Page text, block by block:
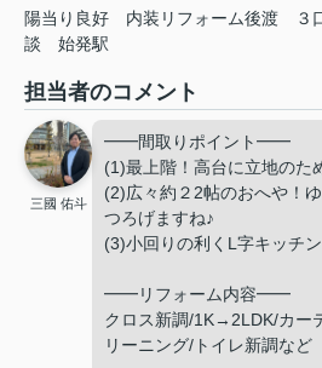
陽当り良好 内装リフォーム後渡 ３
談
始発駅
担当者のコメント
三國 佑斗
━━間取りポイント━━
(1)最上階！高台に立地のた
(2)広々約２2帖のおへや！
つろげますね♪
(3)小回りの利くL字キッチ
━━リフォーム内容━━
クロス新調/1K→2LDK/カー
リーニング/トイレ新調など